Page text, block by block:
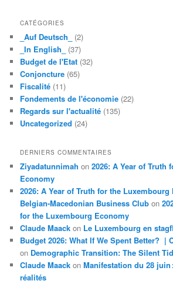
CATÉGORIES
_Auf Deutsch_
(2)
_In English_
(37)
Budget de l'Etat (32)
Conjoncture (65)
Fiscalité (11)
Fondements de l'économie (22)
Regards sur l'actualité (135)
Uncategorized (24)
DERNIERS COMMENTAIRES
Ziyadatunnimah on2026: A Year of Truth
Economy
2026: A Year of Truth for the Luxembourg
Belgian-Macedonian Business Club on
for the Luxembourg Economy
Claude Maack on Le Luxembourg en
Budget 2026: What If We Spent Better? |
on Demographic Transition: The Silent
Claude Maack onManifestation du 28 juin
réalités